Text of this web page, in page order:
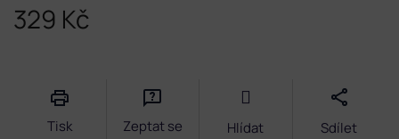
329 Kč
Tisk Zeptat se Hlídat Sdílet